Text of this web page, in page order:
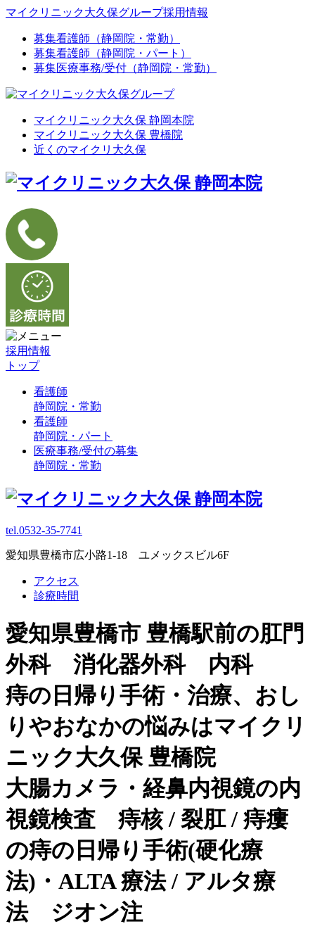
マイクリニック大久保グループ採用情報
募集看護師（静岡院・常勤）
募集看護師（静岡院・パート）
募集医療事務/受付（静岡院・常勤）
マイクリニック大久保 静岡本院
マイクリニック大久保 豊橋院
近くのマイクリ大久保
採用情報
トップ
看護師
静岡院・常勤
看護師
静岡院・パート
医療事務/受付の募集
静岡院・常勤
tel.0532-35-7741
愛知県豊橋市広小路1-18 ユメックスビル6F
アクセス
診療時間
愛知県豊橋市 豊橋駅前の肛門
外科 消化器外科 内科
痔の日帰り手術・治療、おし
りやおなかの悩みはマイクリ
ニック大久保 豊橋院
大腸カメラ・経鼻内視鏡の内
視鏡検査 痔核 / 裂肛 / 痔瘻
の痔の日帰り手術(硬化療
法)・ALTA 療法 / アルタ療
法 ジオン注